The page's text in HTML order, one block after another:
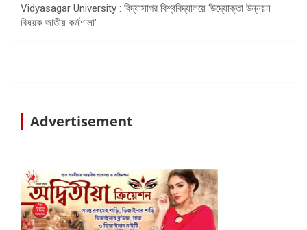
Vidyasagar University : বিদ্যাসাগর বিশ্ববিদ্যালয়ে ‘উদ্যোক্তা উন্নয়ন
বিষয়ক জাতীয় কর্মশালা’
Advertisement